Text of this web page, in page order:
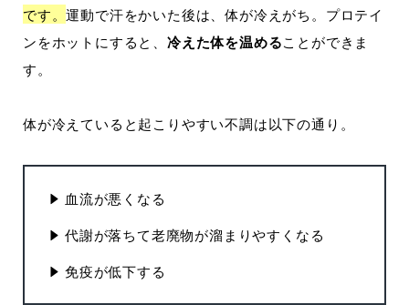
です。運動で汗をかいた後は、体が冷えがち。プロテイ
ンをホットにすると、冷えた体を温めることができま
す。
体が冷えていると起こりやすい不調は以下の通り。
血流が悪くなる
代謝が落ちて老廃物が溜まりやすくなる
免疫が低下する